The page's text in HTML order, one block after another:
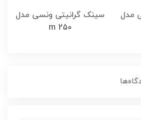
مدل
سینک گرانیتی ونسی مدل
m 250